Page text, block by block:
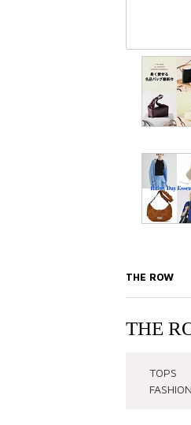
THE ROW
THE
TOPS